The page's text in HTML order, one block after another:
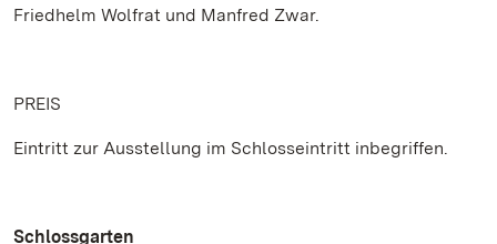
Friedhelm Wolfrat und Manfred Zwar.
PREIS
Eintritt zur Ausstellung im Schlosseintritt inbegriffen.
Schlossgarten